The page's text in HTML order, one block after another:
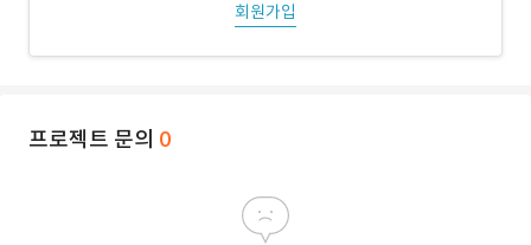
회원가입
프로젝트 문의 0